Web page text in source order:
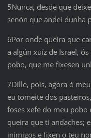
5Nunca, desde que
senón que andei dunha
6Por onde queira que
a algún xuíz de Israel,
pobo, que me fixesen
7Dille, pois, agora ó
eu tomeite dos
foses xefe do meu pobo
queira que ti andaches;
inimigos e fixen o teu